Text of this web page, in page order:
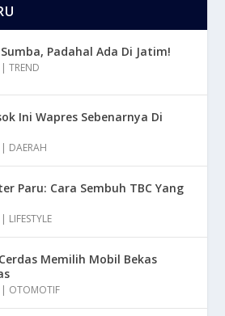
Padahal Ada Di Jatim!
|TREND
Ini Wapres Sebenarnya Di
| DAERAH
Paru: Cara Sembuh TBC Yang
| LIFESTYLE
Memilih Mobil Bekas
| OTOMOTIF